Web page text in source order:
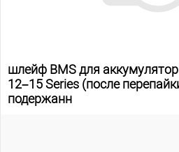
шлейф BMS для
12–15 Series (после
подержанн